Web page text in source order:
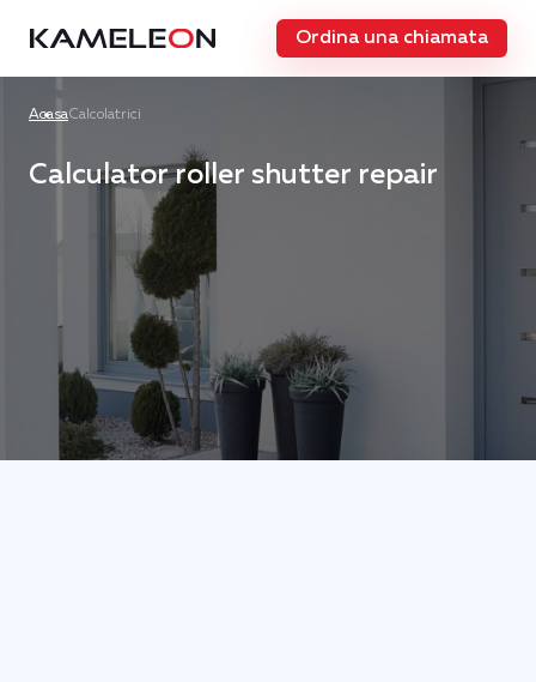
Ordina una chiamata
AcasaCalcolatrici
Calculator roller shutter repair